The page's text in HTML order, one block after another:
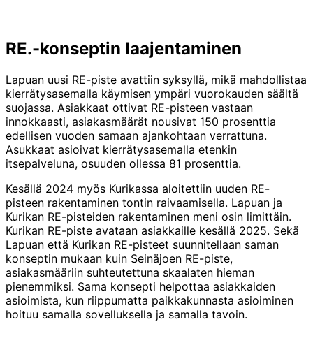
RE.-konseptin laajenta­minen
Lapuan uusi RE-piste avattiin syksyllä, mikä mahdollistaa
kierrätysasemalla käymisen ympäri vuorokauden säältä
suojassa. Asiakkaat ottivat RE-pisteen vastaan
innokkaasti, asiakasmäärät nousivat 150 prosenttia
edellisen vuoden samaan ajankohtaan verrattuna.
Asukkaat asioivat kierrätysasemalla etenkin
itsepalveluna, osuuden ollessa 81 prosenttia.
Kesällä 2024 myös Kurikassa aloitettiin uuden RE-
pisteen rakentaminen tontin raivaamisella. Lapuan ja
Kurikan RE-pisteiden rakentaminen meni osin limittäin.
Kurikan RE-piste avataan asiakkaille kesällä 2025. Sekä
Lapuan että Kurikan RE-pisteet suunnitellaan saman
konseptin mukaan kuin Seinäjoen RE-piste,
asiakasmääriin suhteutettuna skaalaten hieman
pienemmiksi. Sama konsepti helpottaa asiakkaiden
asioimista, kun riippumatta paikkakunnasta asioiminen
hoituu samalla sovelluksella ja samalla tavoin.